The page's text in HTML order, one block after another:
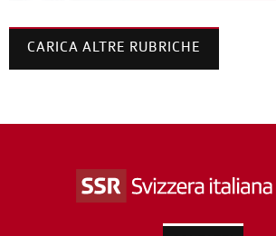
CARICA ALTRE RUBRICHE